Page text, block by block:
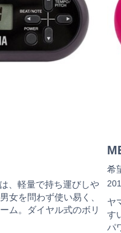
、軽量で持ち運びしや
女を問わず使い易く、
ム。ダイヤル式のボリ
希
ヤ
す
パ